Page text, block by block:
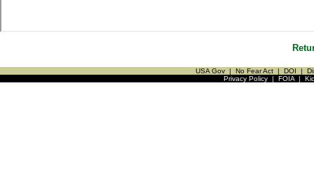
USA Gov | No Fear Act | DOI |
Privacy Policy| FOIA|